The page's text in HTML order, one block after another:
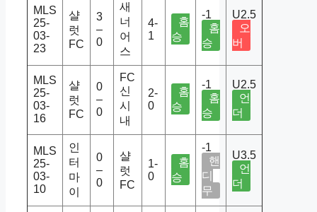
MLS
25-
03-
23
샬
럿
FC
3
–
0
새
너
어
스
4-
1
홈
승
-1
홈
승
U2.5
오
버
MLS
25-
03-
16
샬
럿
FC
0
–
0
FC
신
시
내
2-
0
홈
승
-1
홈
승
U2.5
언
더
MLS
25-
03-
10
인
터
마
이
0
–
0
샬
럿
FC
1-
0
홈
승
-1
핸
디
무
U3.5
언
더